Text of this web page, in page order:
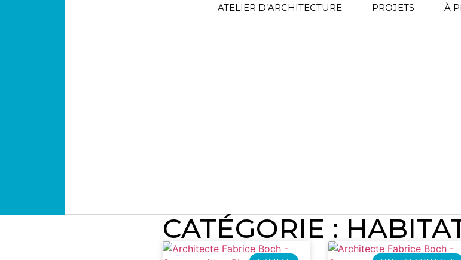
ATELIER D’ARCHITECTURE PROJETS À
CATÉGORIE :